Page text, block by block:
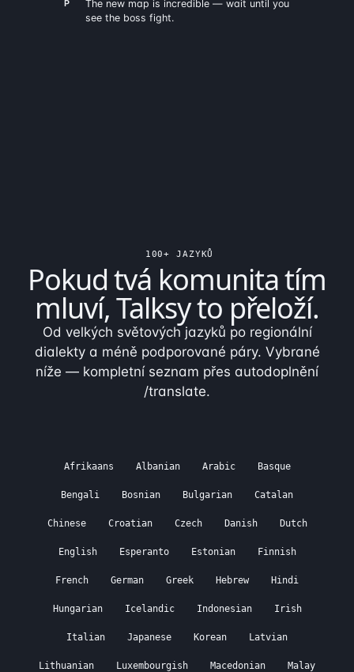
P
The new map is incredible — wait until you
see the boss fight.
100+ JAZYKŮ
Pokud tvá komunita tím
mluví,Talksy to přeloží.
Od velkých světových jazyků po regionální
dialekty a méně podporované páry. Vybrané
níže — kompletní seznam přes autodoplnění
/translate.
Afrikaans Albanian Arabic Basque
Bengali Bosnian Bulgarian Catalan
Chinese Croatian Czech Danish Dutch
English Esperanto Estonian Finnish
French German Greek Hebrew Hindi
Hungarian Icelandic Indonesian Irish
Italian Japanese Korean Latvian
Lithuanian Luxembourgish Macedonian Malay